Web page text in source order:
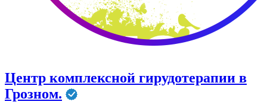
Центр комплексной гирудотерапии в
Грозном.